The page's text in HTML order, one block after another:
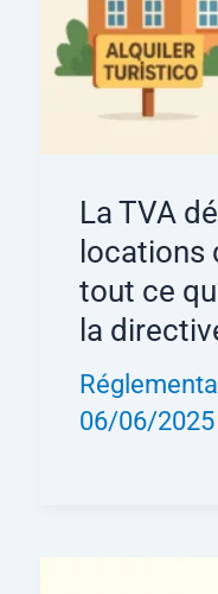
La TVA
locations
tout ce
la
06/06/2025